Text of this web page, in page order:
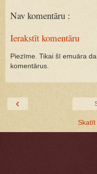
Nav komentāru :
Ierakstīt komentāru
Piezīme. Tikai šī emuāra
komentārus.
‹
Skatīt